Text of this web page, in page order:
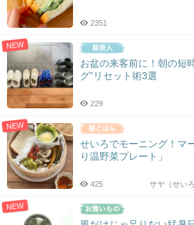
2351
NEW
お盆の来客前に！朝の短
グ”リセット術3選
229
NEW
せいろでモーニング！マ
り温野菜プレート」
サヤ（せい
425
NEW